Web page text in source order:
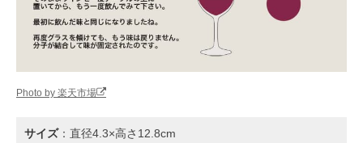
Photo by 楽天市場
サイズ：直径4.3×高さ12.8cm